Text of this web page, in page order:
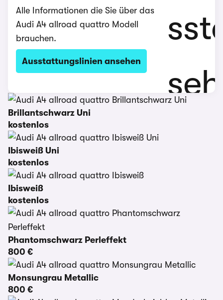
Alle Informationen die Sie über das
Audi A4 allroad quattro Modell
brauchen.
Ausstattungslinien ansehen
Brillantschwarz Uni
kostenlos
Ibisweiß Uni
kostenlos
Ibisweiß
kostenlos
Phantomschwarz Perleffekt
800 €
Monsungrau Metallic
800 €